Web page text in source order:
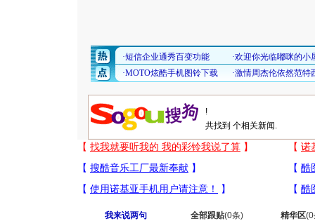
共找到 个相关新闻.
我来说两句 全部跟贴(0条) 精华区(0